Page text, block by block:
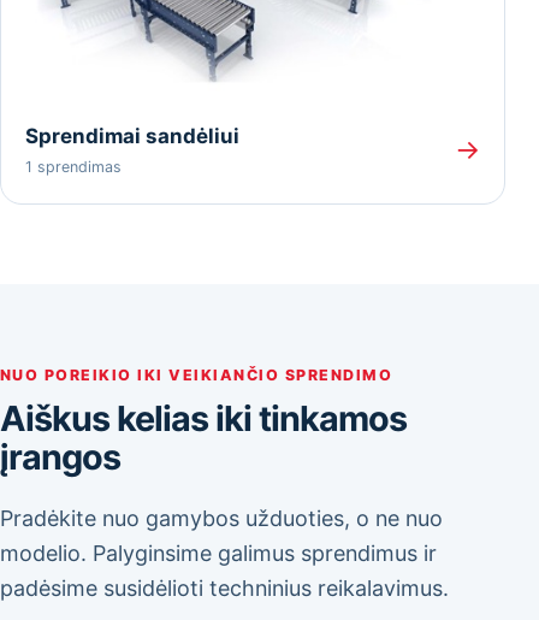
Sprendimai sandėliui
1 sprendimas
→
NUO POREIKIO IKI VEIKIANČIO SPRENDIMO
Aiškus kelias iki tinkamos
įrangos
Pradėkite nuo gamybos užduoties, o ne nuo
modelio. Palyginsime galimus sprendimus ir
padėsime susidėlioti techninius reikalavimus.